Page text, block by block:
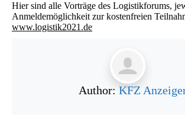
Hier sind alle Vorträge des Logistikforums,
Anmeldemöglichkeit zur kostenfreien
www.logistik2021.de
Author: KFZ